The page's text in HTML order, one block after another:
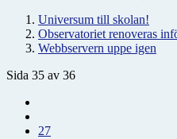
Universum till skolan!
Observatoriet renoveras
Webbservern uppe igen
Sida 35 av 36
27